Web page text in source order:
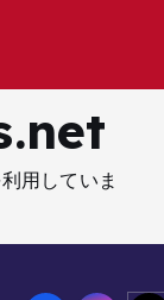
用していま